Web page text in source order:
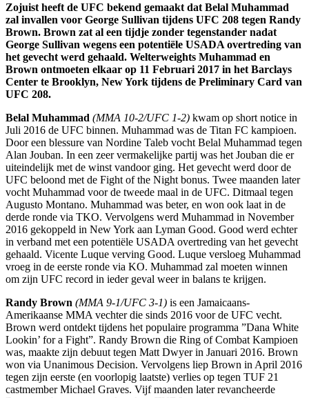
Zojuist heeft de UFC bekend gemaakt dat Belal Muhammad
zal invallen voor George Sullivan tijdens UFC 208 tegen Randy
Brown. Brown zat al een tijdje zonder tegenstander nadat
George Sullivan wegens een potentiële USADA overtreding van
het gevecht werd gehaald. Welterweights Muhammad en
Brown ontmoeten elkaar op 11 Februari 2017 in het Barclays
Center te Brooklyn, New York tijdens de Preliminary Card van
UFC 208.
Belal Muhammad (MMA 10-2/UFC 1-2) kwam op short notice in
Juli 2016 de UFC binnen. Muhammad was de Titan FC kampioen.
Door een blessure van Nordine Taleb vocht Belal Muhammad tegen
Alan Jouban. In een zeer vermakelijke partij was het Jouban die er
uiteindelijk met de winst vandoor ging. Het gevecht werd door de
UFC beloond met de Fight of the Night bonus. Twee maanden later
vocht Muhammad voor de tweede maal in de UFC. Ditmaal tegen
Augusto Montano. Muhammad was beter, en won ook laat in de
derde ronde via TKO. Vervolgens werd Muhammad in November
2016 gekoppeld in New York aan Lyman Good. Good werd echter
in verband met een potentiële USADA overtreding van het gevecht
gehaald. Vicente Luque verving Good. Luque versloeg Muhammad
vroeg in de eerste ronde via KO. Muhammad zal moeten winnen
om zijn UFC record in ieder geval weer in balans te krijgen.
Randy Brown (MMA 9-1/UFC 3-1) is een Jamaicaans-
Amerikaanse MMA vechter die sinds 2016 voor de UFC vecht.
Brown werd ontdekt tijdens het populaire programma ”Dana White
Lookin’ for a Fight”. Randy Brown die Ring of Combat Kampioen
was, maakte zijn debuut tegen Matt Dwyer in Januari 2016. Brown
won via Unanimous Decision. Vervolgens liep Brown in April 2016
tegen zijn eerste (en voorlopig laatste) verlies op tegen TUF 21
castmember Michael Graves. Vijf maanden later revancheerde